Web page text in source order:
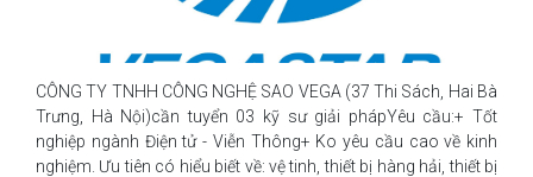
CÔNG TY TNHH CÔNG NGHỆ SAO VEGA (37 Thi Sách, Hai Bà
Trưng, Hà Nội)cần tuyển 03 kỹ sư giải phápYêu cầu:+ Tốt
nghiệp ngành Điện tử - Viễn Thông+ Ko yêu cầu cao về kinh
nghiệm. Ưu tiên có hiểu biết về: vệ tinh, thiết bị hàng hải, thiết bị